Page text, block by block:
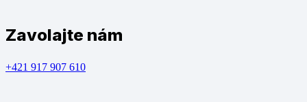
Zavolajte nám
+421 917 907 610